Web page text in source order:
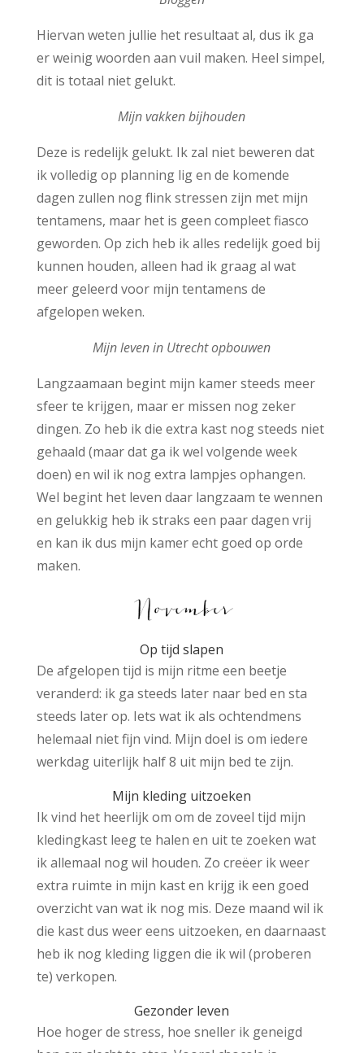
Hiervan weten jullie het resultaat al, dus ik ga
er weinig woorden aan vuil maken. Heel simpel,
dit is totaal niet gelukt.
Mijn vakken bijhouden
Deze is redelijk gelukt. Ik zal niet beweren dat
ik volledig op planning lig en de komende
dagen zullen nog flink stressen zijn met mijn
tentamens, maar het is geen compleet fiasco
geworden. Op zich heb ik alles redelijk goed bij
kunnen houden, alleen had ik graag al wat
meer geleerd voor mijn tentamens de
afgelopen weken.
Mijn leven in Utrecht opbouwen
Langzaamaan begint mijn kamer steeds meer
sfeer te krijgen, maar er missen nog zeker
dingen. Zo heb ik die extra kast nog steeds niet
gehaald (maar dat ga ik wel volgende week
doen) en wil ik nog extra lampjes ophangen.
Wel begint het leven daar langzaam te wennen
en gelukkig heb ik straks een paar dagen vrij
en kan ik dus mijn kamer echt goed op orde
maken.
Op tijd slapen
De afgelopen tijd is mijn ritme een beetje
veranderd: ik ga steeds later naar bed en sta
steeds later op. Iets wat ik als ochtendmens
helemaal niet fijn vind. Mijn doel is om iedere
werkdag uiterlijk half 8 uit mijn bed te zijn.
Mijn kleding uitzoeken
Ik vind het heerlijk om om de zoveel tijd mijn
kledingkast leeg te halen en uit te zoeken wat
ik allemaal nog wil houden. Zo creëer ik weer
extra ruimte in mijn kast en krijg ik een goed
overzicht van wat ik nog mis. Deze maand wil ik
die kast dus weer eens uitzoeken, en daarnaast
heb ik nog kleding liggen die ik wil (proberen
te) verkopen.
Gezonder leven
Hoe hoger de stress, hoe sneller ik geneigd